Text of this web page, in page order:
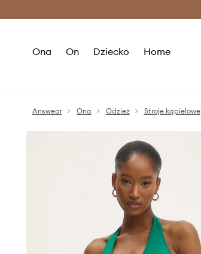
Ona On Dziecko Home
Answear Ona Odzież Stroje kąpielowe